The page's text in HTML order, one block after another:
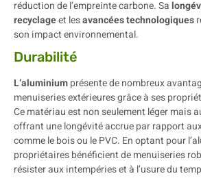
réduction de l’empreinte carbone. Sa
recyclageet lesavancées technologiques
son impact environnemental.
Durabilité
L’aluminiumprésente de nombreux
menuiseries extérieures grâce à ses
Ce matériau est non seulement léger mais
offrant une longévité accrue par rapport
comme le bois ou le PVC. En optant pour
propriétaires bénéficient de menuiseries
résister aux intempéries et à l’usure du